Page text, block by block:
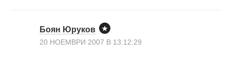
Боян Юруков
20 НОЕМВРИ 2007 В 13:12:29